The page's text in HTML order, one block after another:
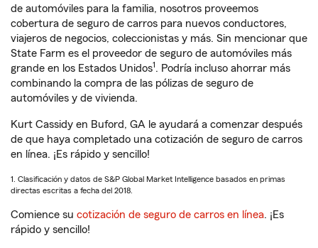
de automóviles para la familia, nosotros proveemos
cobertura de seguro de carros para nuevos conductores,
viajeros de negocios, coleccionistas y más. Sin mencionar que
State Farm es el proveedor de seguro de automóviles más
grande en los Estados Unidos1. Podría incluso ahorrar más
combinando la compra de las pólizas de seguro de
automóviles y de vivienda.
Kurt Cassidy en Buford, GA le ayudará a comenzar después
de que haya completado una cotización de seguro de carros
en línea. ¡Es rápido y sencillo!
1. Clasificación y datos de S&P Global Market Intelligence basados en primas
directas escritas a fecha del 2018.
Comience su cotización de seguro de carros en línea. ¡Es
rápido y sencillo!